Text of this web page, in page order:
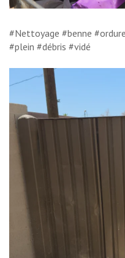
#Nettoyage #benne
#plein #débris #vidé